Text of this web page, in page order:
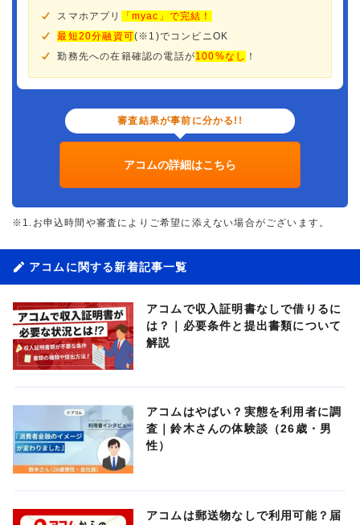
スマホアプリ
「myac」で完結！
最短20分融資可(※1)でコンビニOK
勤務先への在籍確認の電話が100%なし ！
審査結果が事前に分かる!!
アコムの詳細はこちら
※1.お申込時間や審査によりご希望に添えない場合がございます。
アコムに関する新着記事一覧
アコムで収入証明書なしで借りるに
は？｜必要条件と提出書類について
解説
アコムはやばい？実態を利用者に調
査｜鈴木さんの体験談（26歳・男
性）
アコムは郵送物なしで利用可能？届